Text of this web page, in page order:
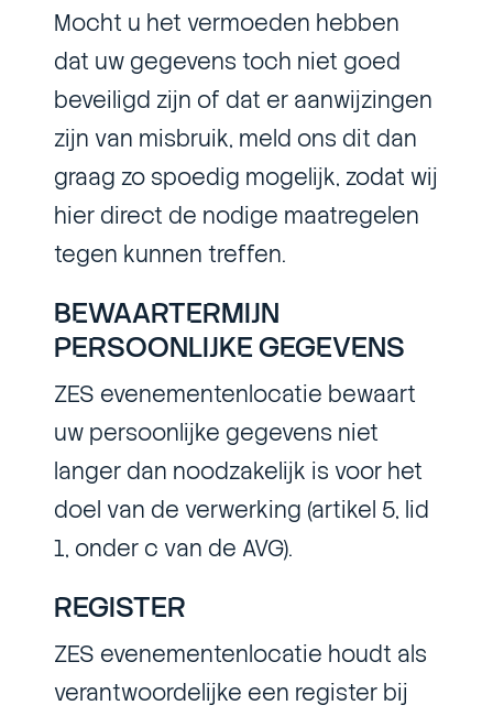
Mocht u het vermoeden hebben
dat uw gegevens toch niet goed
beveiligd zijn of dat er aanwijzingen
zijn van misbruik, meld ons dit dan
graag zo spoedig mogelijk, zodat wij
hier direct de nodige maatregelen
tegen kunnen treffen.
BEWAARTERMIJN
PERSOONLIJKE GEGEVENS
ZES evenementenlocatie bewaart
uw persoonlijke gegevens niet
langer dan noodzakelijk is voor het
doel van de verwerking (artikel 5, lid
1, onder c van de AVG).
REGISTER
ZES evenementenlocatie houdt als
verantwoordelijke een register bij